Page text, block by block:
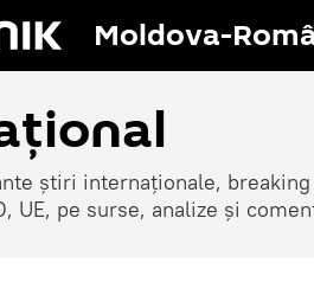
Moldova-
știri internaționale,
UE, pe surse, analize și